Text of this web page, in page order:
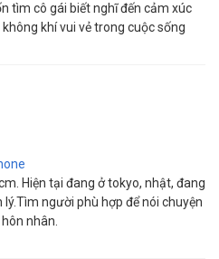
tìm cô gái biết nghĩ đến cảm xúc
khí vui vẻ trong cuộc sống
Hiện tại đang ở tokyo, nhật, đang
lý.Tìm người phù hợp để nói chuyện
nhân.